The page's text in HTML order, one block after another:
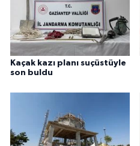
Kaçak kazı planı suçüstüyle
son buldu